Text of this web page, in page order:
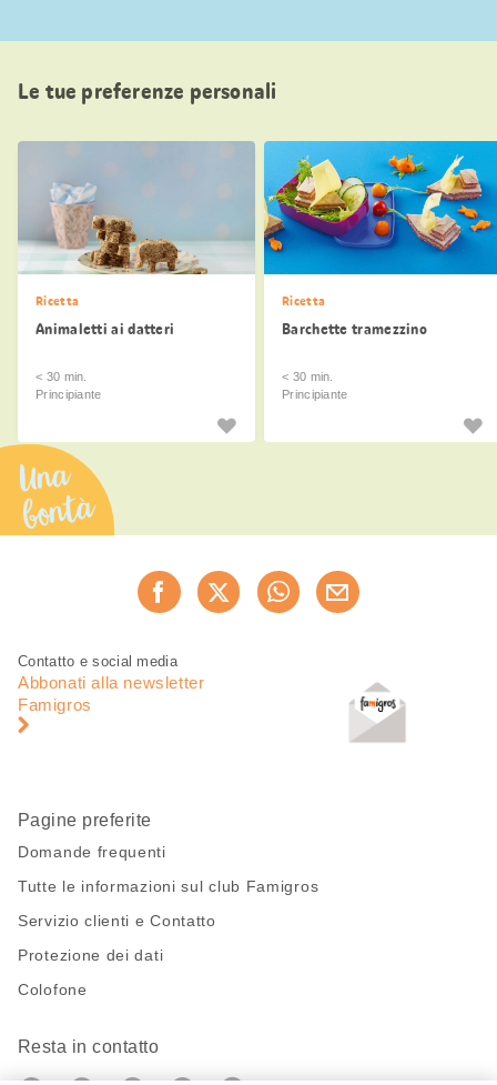
Le tue preferenze personali
Ricetta
Animaletti ai datteri
< 30 min.
Principiante
Ricetta
Barchette tramezzino
< 30 min.
Principiante
Una
bontà
Consiglia ora
Piè
pagina
Navigazione
pagina
Contatto e social media
Abbonati alla newsletter
Famigros
Pagine preferite
Domande frequenti
Tutte le informazioni sul club Famigros
Servizio clienti e Contatto
Protezione dei dati
Colofone
Resta in contatto